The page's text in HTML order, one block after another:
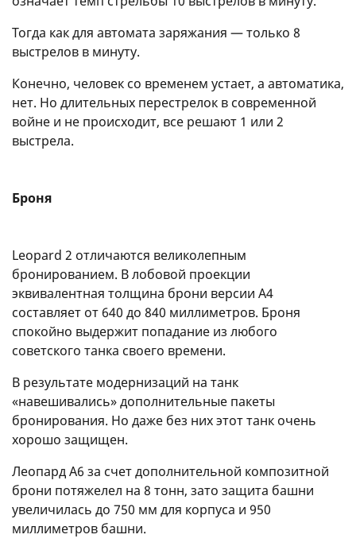
Тогда как для автомата заряжания — только 8
выстрелов в минуту.
Конечно, человек со временем устает, а автоматика,
нет. Но длительных перестрелок в современной
войне и не происходит, все решают 1 или 2
выстрела.
Броня
Leopard 2 отличаются великолепным
бронированием. В лобовой проекции
эквивалентная толщина брони версии A4
составляет от 640 до 840 миллиметров. Броня
спокойно выдержит попадание из любого
советского танка своего времени.
В результате модернизаций на танк
«навешивались» дополнительные пакеты
бронирования. Но даже без них этот танк очень
хорошо защищен.
Леопард А6 за счет дополнительной композитной
брони потяжелел на 8 тонн, зато защита башни
увеличилась до 750 мм для корпуса и 950
миллиметров башни.